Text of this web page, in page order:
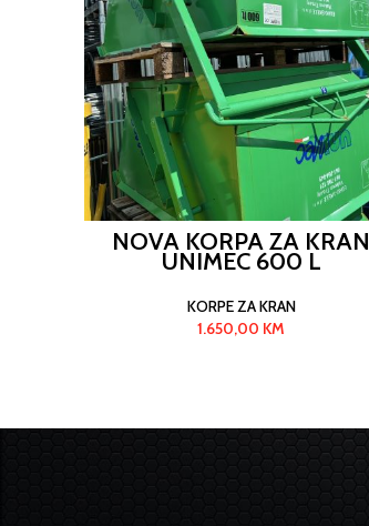
NOVA KORPA ZA KRAN
UNIMEC 600 L
KORPE ZA KRAN
1.650,00 KM